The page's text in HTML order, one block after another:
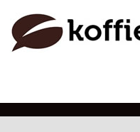
Techniek &